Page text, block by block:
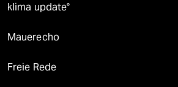
klima update°
Mauerecho
Freie Rede